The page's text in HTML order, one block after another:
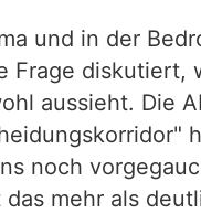
und in der
Frage
aussieht. Die
noch
mehr als